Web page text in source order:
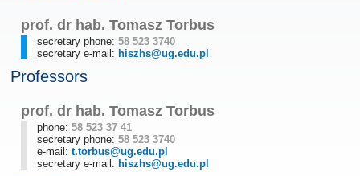
prof. dr hab. Tomasz Torbus
secretary phone: 58 523 3740
secretary e-mail: hiszhs@ug.edu.pl
Professors
prof. dr hab. Tomasz Torbus
phone: 58 523 37 41
secretary phone: 58 523 3740
e-mail: t.torbus@ug.edu.pl
secretary e-mail: hiszhs@ug.edu.pl